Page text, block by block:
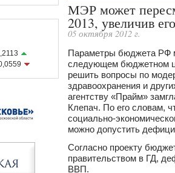
МЭР может
2013, увеличив
05 октября 2012 г.
Параметры бюджета РФ
следующем бюджетном
решить вопросы по
здравоохранения и
агентству «Прайм»
Клепач. По его словам,
социально-
можно допустить
Согласно проекту
правительством в ГД,
ВВП.